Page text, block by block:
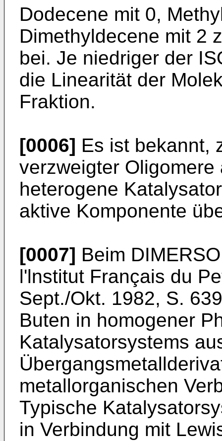
Dodecene mit 0,
Dimethyldecene mit 2
bei. Je niedriger der
die Linearität der
Fraktion.
[0006] Es ist bekannt,
verzweigter
heterogene
aktive Komponente
[0007] Beim
l'lnstitut Français du
Sept./Okt. 1982, S.
Buten in homogener
Katalysatorsystems
metallorganischen
Typische
in Verbindung mit